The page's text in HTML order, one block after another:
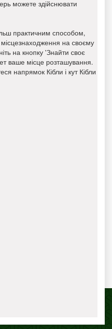
можете здійснювати
практичним способом,
на своєму
на кнопку 'Знайти своє
ваше місце розташування.
напрямок Кібли і кут Кібли